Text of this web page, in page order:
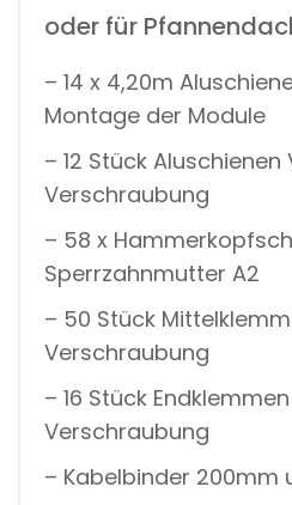
oder für
– 14 x 4,20m
Montage der Module
– 12 Stück Aluschienen
Verschraubung
– 58 x
Sperrzahnmutter A2
– 50 Stück
Verschraubung
– 16 Stück
Verschraubung
– Kabelbinder 200mm